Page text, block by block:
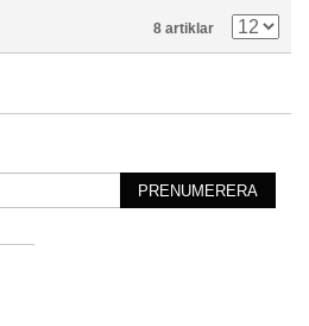
8 artiklar
PRENUMERERA